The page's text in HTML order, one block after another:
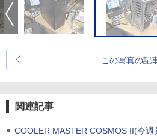
この写真の記
関連記事
COOLER MASTER COSMOS II(今週